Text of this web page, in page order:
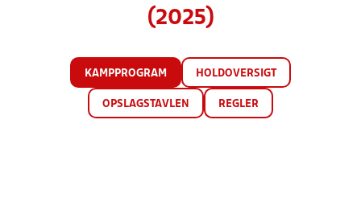
(2025)
KAMPPROGRAM HOLDOVERSIGT
OPSLAGSTAVLEN REGLER